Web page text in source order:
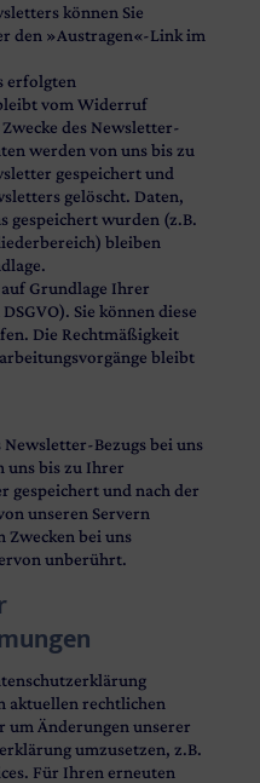
können Sie
den »Austragen«-Link im
erfolgten
vom Widerruf
des Newsletter-
werden von uns bis zu
gespeichert und
gelöscht. Daten,
gespeichert wurden (z.B.
bleiben
Grundlage Ihrer
Sie können diese
Die Rechtmäßigkeit
bleibt
Newsletter-Bezugs bei uns
uns bis zu Ihrer
gespeichert und nach der
unseren Servern
Zwecken bei uns
unberührt.
aktuellen rechtlichen
um Änderungen unserer
umzusetzen, z.B.
Für Ihren erneuten